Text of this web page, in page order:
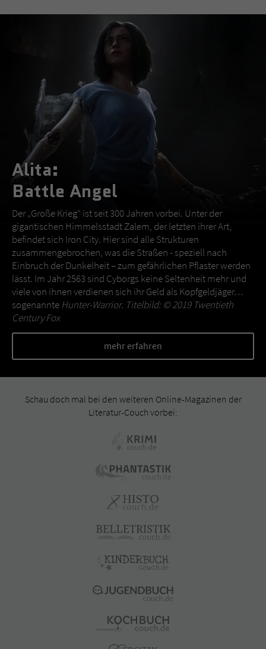
Alita:
Battle Angel
Der „Große Krieg“ ist seit 300 Jahren vorbei. Unter der
gigantischen Himmelsstadt Zalem, der letzten ihrer Art,
befindet sich Iron City. Hier sind alle Strukturen
zusammengebrochen, was die Straßen - speziell nach
Einbruch der Dunkelheit – zum gefährlichen Pflaster werden
lässt. Im Jahr 2563 sind Cyborgs keine Seltenheit mehr und
viele von ihnen verdienen sich ihr Geld als Kopfgeldjäger…
sogenannte Hunter-Warrior. Titelbild: © 2019 Twentieth
Century Fox
mehr erfahren
Schau doch mal bei den weiteren Online-Magazinen der
Literatur-Couch vorbei: